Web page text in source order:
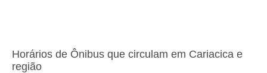
Horários de Ônibus que circulam em Cariacica e
região